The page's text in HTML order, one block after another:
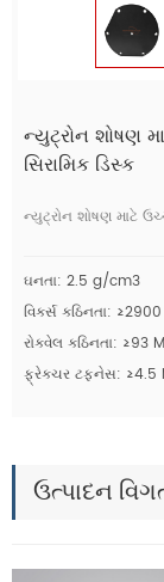
ન્યુટ્રોન શોષણ
સિરામિક ડિસ્ક
ન્યુટ્રોન શોષણ માટે
ઘનતા: 2.5 g/cm3
વિકર્સ કઠિનતા: ≥2900
રોકવેલ કઠિનતા: ≥93
ફ્રેક્ચર ટફનેસ: ≥4.5
ઉત્પાદન